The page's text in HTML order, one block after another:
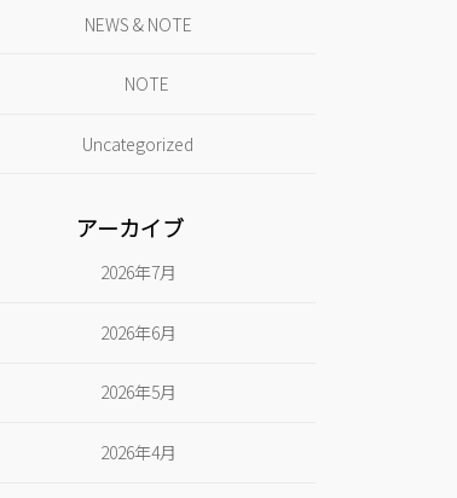
NEWS & NOTE
NOTE
Uncategorized
アーカイブ
2026年7月
2026年6月
2026年5月
2026年4月